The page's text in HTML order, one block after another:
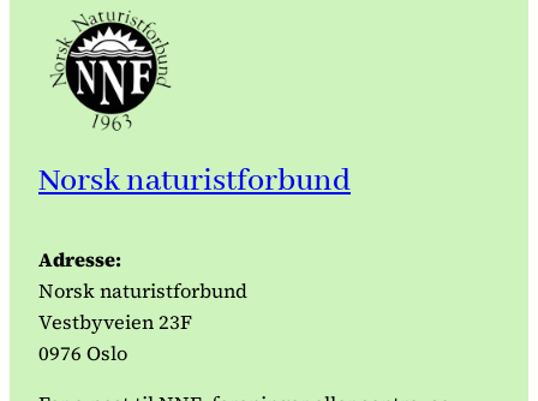
Norsk naturistforbund
Adresse:
Norsk naturistforbund
Vestbyveien 23F
0976 Oslo